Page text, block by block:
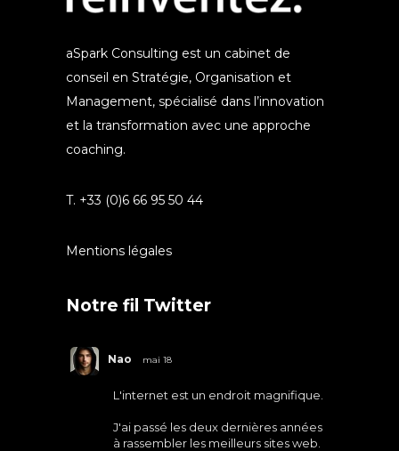
aSpark Consulting est un cabinet de
conseil en Stratégie, Organisation et
Management, spécialisé dans l’innovation
et la transformation avec une approche
coaching.
T. +33 (0)6 66 95 50 44
Mentions légales
Notre fil Twitter
Nao mai 18
L'internet est un endroit magnifique.
J'ai passé les deux dernières années
à rassembler les meilleurs sites web.